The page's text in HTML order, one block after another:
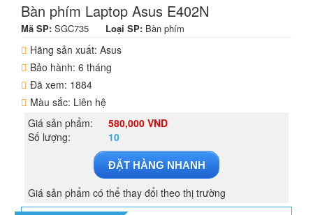
Bàn phím Laptop Asus E402N
Mã SP: SGC735 Loại SP: Bàn phím
Hãng sản xuất: Asus
Bảo hành: 6 tháng
Đã xem: 1884
Màu sắc: Liên hệ
Giá sản phẩm:
580,000 VND
Số lượng:
10
ĐẶT HÀNG NHANH
Giá sản phẩm có thể thay đổi theo thị trường